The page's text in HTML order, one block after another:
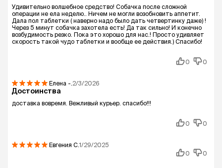
Удивительно волшебное средство! Собачка после сложной
операции не ела неделю.. Ничем не могли возобновить аппетит.
Дала пол таблетки ( наверно надо было дать четвертинку даже) !
Через 5 минут собачка захотела есть! Да так сильно! И конечно
возбудимость резко. Пока это хорошо для нас.! Просто удивляет
скорость такой чудо таблетки и вообще ее действия.) Спасибо!
0 0
Елена -. 2/3/2026
Достоинства
доставка вовремя. Вежливый курьер. спасибо!!!
0 0
Евгения С.1/29/2025
0
0